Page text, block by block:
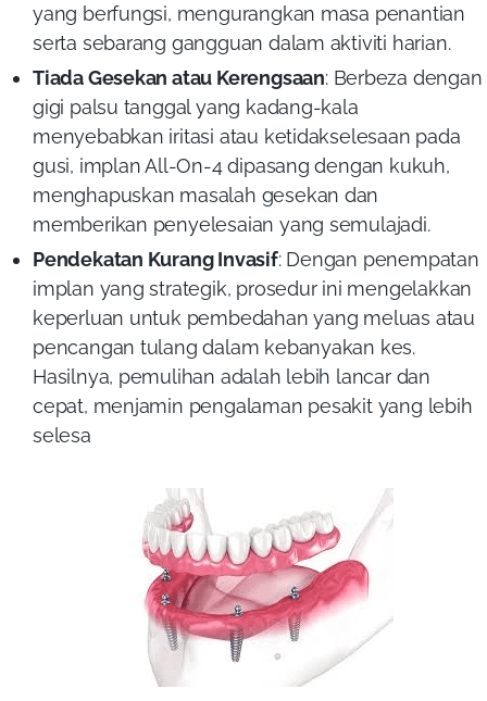
yang berfungsi, mengurangkan masa penantian
serta sebarang gangguan dalam aktiviti harian.
Tiada Gesekan atau Kerengsaan: Berbeza dengan
gigi palsu tanggal yang kadang-kala
menyebabkan iritasi atau ketidakselesaan pada
gusi, implan All-On-4 dipasang dengan kukuh,
menghapuskan masalah gesekan dan
memberikan penyelesaian yang semulajadi.
Pendekatan Kurang Invasif: Dengan penempatan
implan yang strategik, prosedur ini mengelakkan
keperluan untuk pembedahan yang meluas atau
pencangan tulang dalam kebanyakan kes.
Hasilnya, pemulihan adalah lebih lancar dan
cepat, menjamin pengalaman pesakit yang lebih
selesa